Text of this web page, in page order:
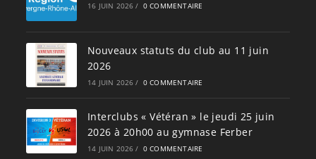
16 JUIN 2026 / 0 COMMENTAIRE
Nouveaux statuts du club au 11 juin
2026
14 JUIN 2026 / 0 COMMENTAIRE
Interclubs « Vétéran » le jeudi 25 juin
2026 à 20h00 au gymnase Ferber
14 JUIN 2026 / 0 COMMENTAIRE